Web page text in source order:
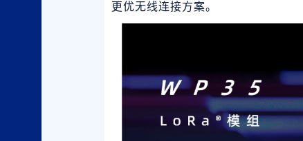
更优无线连接方案。